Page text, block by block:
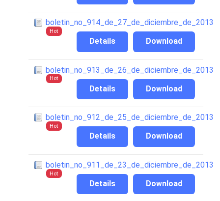
boletin_no_914_de_27_de_diciembre_de_2013
Hot
Download
Details
boletin_no_913_de_26_de_diciembre_de_2013
Hot
Download
Details
boletin_no_912_de_25_de_diciembre_de_2013
Hot
Download
Details
boletin_no_911_de_23_de_diciembre_de_2013
Hot
Download
Details